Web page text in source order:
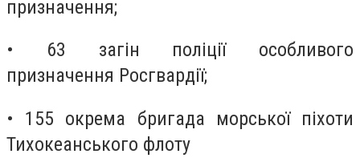
призначення;
• 63 загін поліції особливого
призначення Росгвардії;
• 155 окрема бригада морської піхоти
Тихокеанського флоту